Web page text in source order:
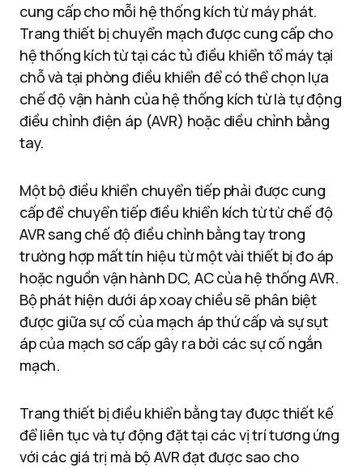
cung cấp cho mỗi hệ thống kích từ máy phát.
Trang thiết bị chuyển mạch được cung cấp cho
hệ thống kích từ tại các tủ điều khiển tổ máy tại
chỗ và tại phòng điều khiển để có thể chọn lựa
chế độ vận hành của hệ thống kích từ là tự động
điều chỉnh điện áp (AVR) hoặc diều chỉnh bằng
tay.
Một bộ điều khiển chuyển tiếp phải được cung
cấp để chuyển tiếp điều khiển kích từ từ chế độ
AVR sang chế độ điều chỉnh bằng tay trong
trường hợp mất tín hiệu từ một vài thiết bị đo áp
hoặc nguồn vận hành DC, AC của hệ thống AVR.
Bộ phát hiện dưới áp xoay chiều sẽ phân biệt
được giữa sự cố của mạch áp thứ cấp và sự sụt
áp của mạch sơ cấp gây ra bởi các sự cố ngắn
mạch.
Trang thiết bị điều khiển bằng tay được thiết kế
để liên tục và tự động đặt tại các vị trí tương ứng
với các giá trị mà bộ AVR đạt được sao cho